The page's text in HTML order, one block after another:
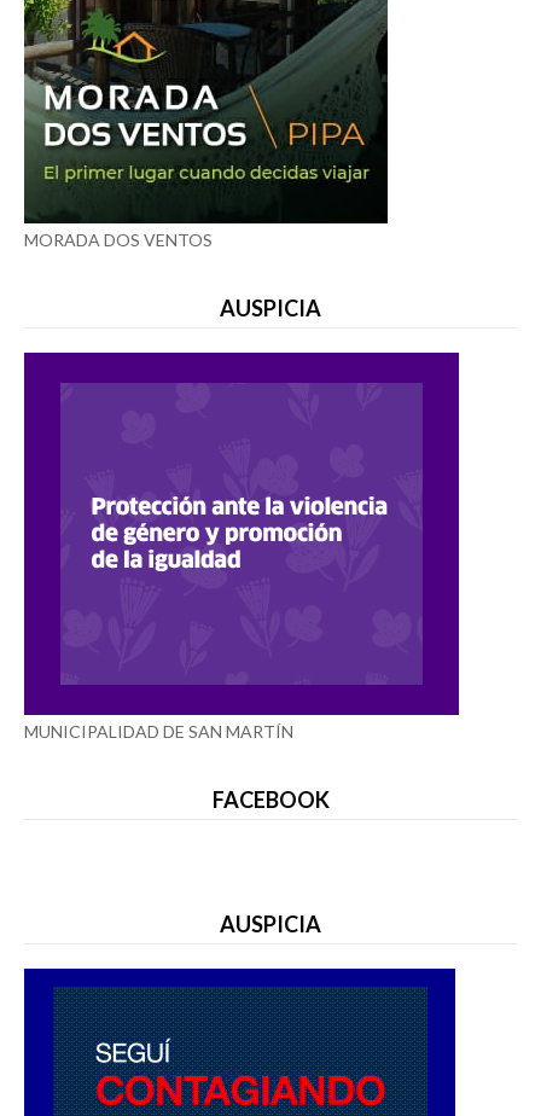
MORADA DOS VENTOS
AUSPICIA
MUNICIPALIDAD DE SAN MARTÍN
FACEBOOK
AUSPICIA